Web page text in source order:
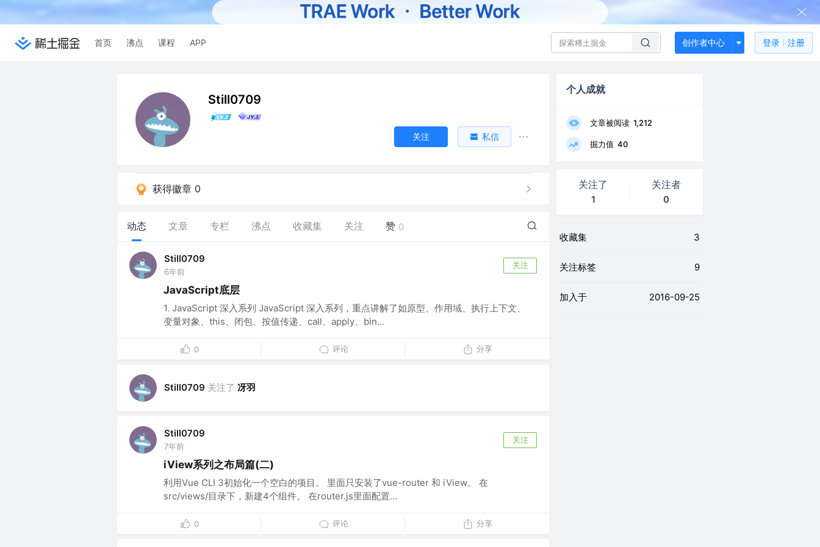
首页 沸点 课程 APP 创作者中心 登录 注册
Still0709
关注 私信
获得徽章 0
动态 文章 专栏 沸点 收藏集 关注 赞 0
Still0709
6年前
关注
JavaScript底层
1. JavaScript 深入系列 JavaScript 深入系列，重点讲解了如原型、作用域、执行上下文、
变量对象、this、闭包、按值传递、call、apply、bin...
0 评论 分享
Still0709 关注了 冴羽
Still0709
7年前
关注
iView系列之布局篇(二)
利用Vue CLI 3初始化一个空白的项目。 里面只安装了vue-router 和 iView。 在
src/views/目录下，新建4个组件。 在router.js里面配置...
0 评论 分享
个人成就
文章被阅读 1,212
掘力值 40
关注了
1
关注者
0
收藏集 3
关注标签 9
加入于 2016-09-25